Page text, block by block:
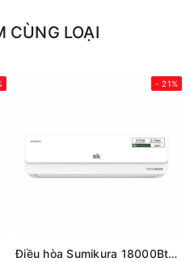
CÙNG LOẠI
- 21%
Điều hòa Sumikura 18000Btu 2 chiều Iverter APS/APO-H180 Tokyo